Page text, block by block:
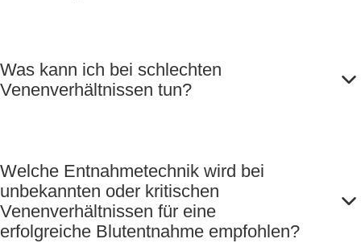
Was kann ich bei schlechten
Venenverhältnissen tun?
Welche Entnahmetechnik wird bei
unbekannten oder kritischen
Venenverhältnissen für eine
erfolgreiche Blutentnahme empfohlen?